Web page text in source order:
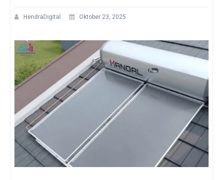
HendraDigital Oktober 23, 2025